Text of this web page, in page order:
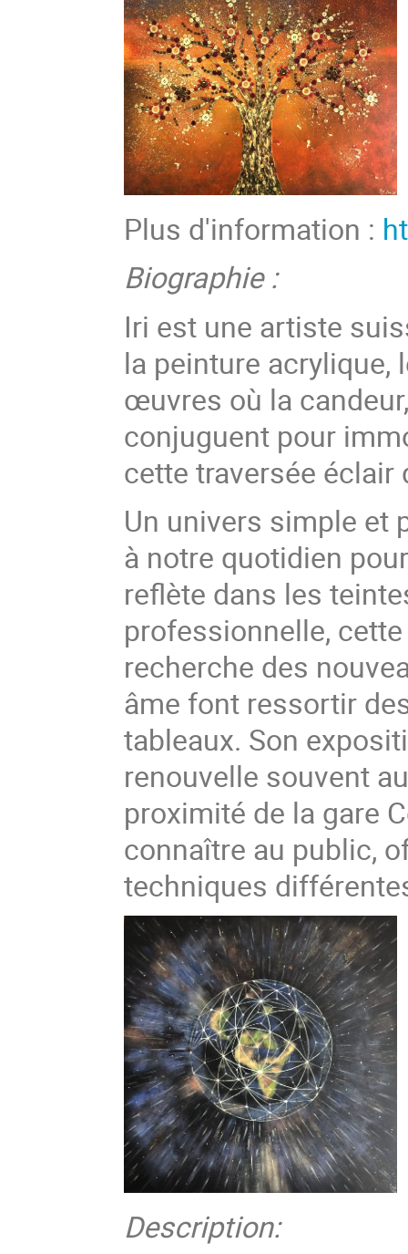
Plus d'information :
Biographie :
Iri est une artiste
la peinture acrylique,
œuvres où la
conjuguent pour
cette traversée éclair
Un univers simple et
à notre quotidien
reflète dans les
professionnelle,
recherche des
âme font ressortir
tableaux. Son
renouvelle souvent
proximité de la gare
connaître au public,
techniques
Description: